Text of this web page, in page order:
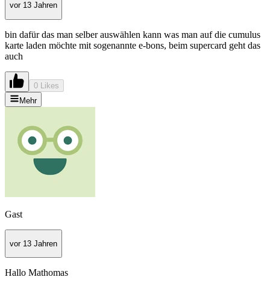
vor 13 Jahren
bin dafür das man selber auswählen kann was man auf die cumulus
karte laden möchte mit sogenannte e-bons, beim supercard geht das
auch
0 Likes
Mehr
Gast
vor 13 Jahren
Hallo Mathomas